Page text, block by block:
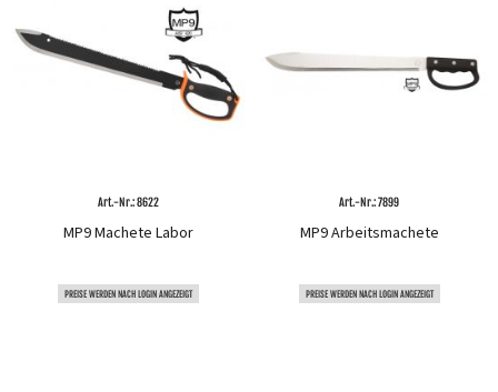
Art.-Nr.: 8622
MP9 Machete Labor
PREISE WERDEN NACH LOGIN ANGEZEIGT
Art.-Nr.: 7899
MP9 Arbeitsmachete
PREISE WERDEN NACH LOGIN ANGEZEIGT